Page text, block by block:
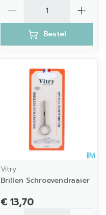
Bestel
Vitry
Brillen Schroevendraaier
€ 13,70